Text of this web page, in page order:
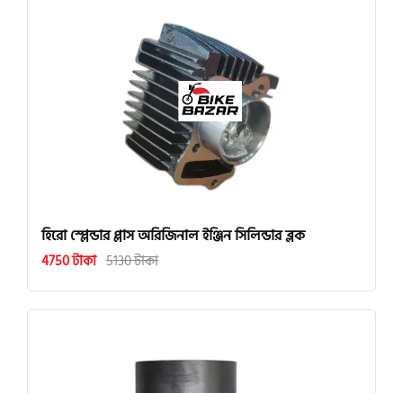
হিরো স্প্লেন্ডার প্লাস অরিজিনাল ইঞ্জিন সিলিন্ডার ব্লক
4750 টাকা 5130 টাকা